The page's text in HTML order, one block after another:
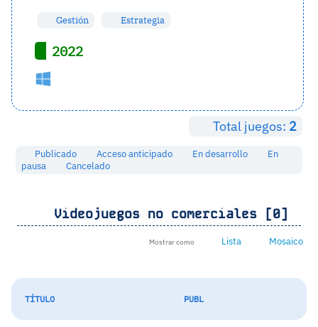
Gestión Estrategia
2022
Total juegos: 2
Publicado Acceso anticipado En desarrollo
En
pausa
Cancelado
Videojuegos no comerciales [0]
Mostrar como Lista Mosaico
TÍTULO PUBL